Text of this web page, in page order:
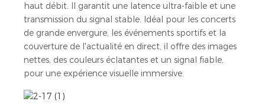
haut débit. Il garantit une latence ultra-faible et une
transmission du signal stable. Idéal pour les concerts
de grande envergure, les événements sportifs et la
couverture de l'actualité en direct, il offre des images
nettes, des couleurs éclatantes et un signal fiable,
pour une expérience visuelle immersive.